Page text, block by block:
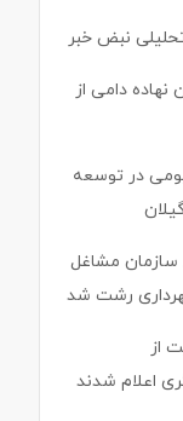
نبض خبر
۸۴۰ هزار تن نهاده دامی از
در توسعه
سازمان مشاغل
رشت شد
از
اعلام شدند